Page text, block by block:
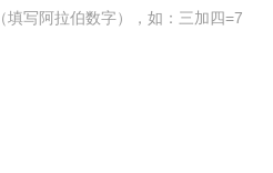
填写阿拉伯数字），如：三加四=7